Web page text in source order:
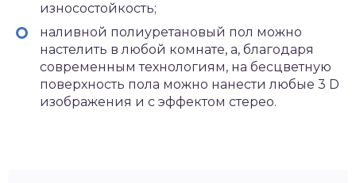
износостойкость;
наливной полиуретановый пол можно
настелить в любой комнате, а, благодаря
современным технологиям, на бесцветную
поверхность пола можно нанести любые 3 D
изображения и с эффектом стерео.